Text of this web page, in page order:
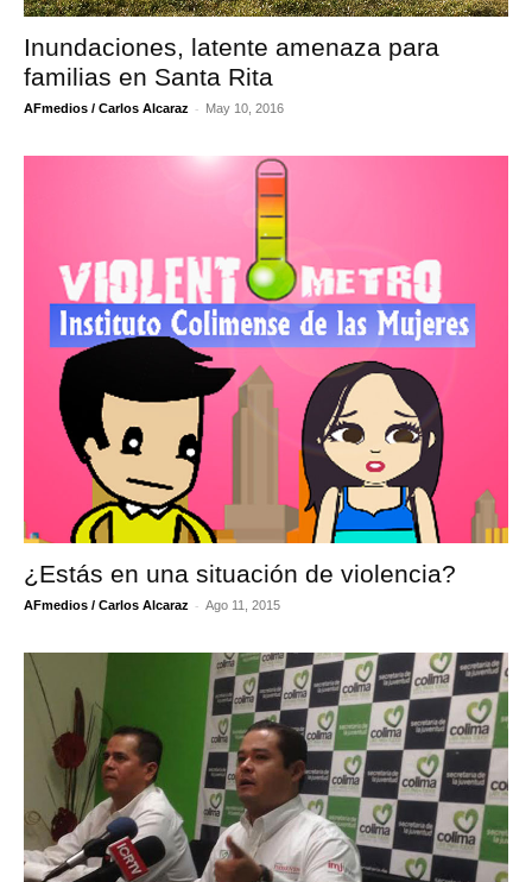
Inundaciones, latente amenaza para
familias en Santa Rita
AFmedios / Carlos Alcaraz - May 10, 2016
¿Estás en una situación de violencia?
AFmedios / Carlos Alcaraz - Ago 11, 2015